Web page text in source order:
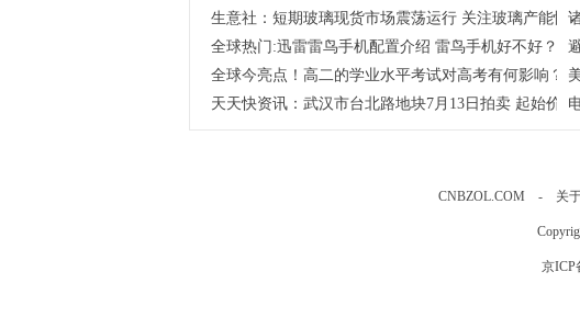
生意社：短期玻璃现货市场震荡运行 关注玻璃产能恢
全球热门:迅雷雷鸟手机配置介绍 雷鸟手机好不好？
全球今亮点！高二的学业水平考试对高考有何影响？
天天快资讯：武汉市台北路地块7月13日拍卖 起始价约
CNBZOL.COM - 关
京ICP